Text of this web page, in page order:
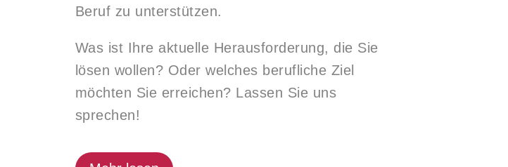
Beruf zu unterstützen.
Was ist Ihre aktuelle Herausforderung, die Sie
lösen wollen? Oder welches berufliche Ziel
möchten Sie erreichen? Lassen Sie uns
sprechen!